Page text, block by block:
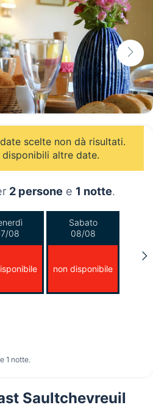
scelte non dà risultati.
altre date.
2 persone e 1 notte.
08
Sabato
08/08
non disponibile
1 notte.
Saultchevreuil